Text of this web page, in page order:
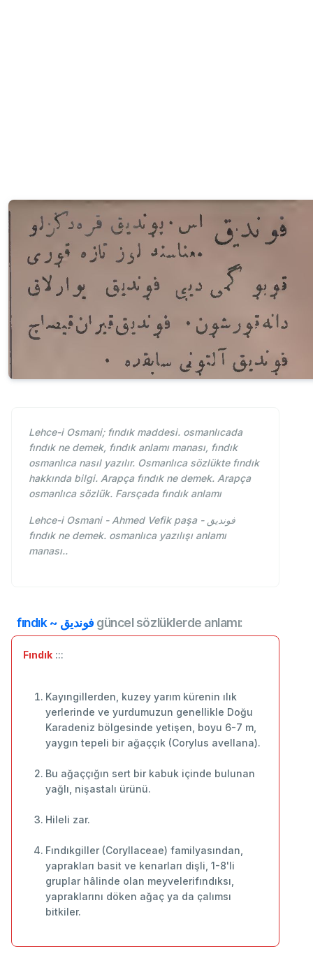
Lehce-i Osmani; fındık maddesi. osmanlıcada
fındık ne demek, fındık anlamı manası, fındık
osmanlıca nasıl yazılır. Osmanlıca sözlükte fındık
hakkında bilgi. Arapça fındık ne demek. Arapça
osmanlıca sözlük. Farsçada fındık anlamı
Lehce-i Osmani - Ahmed Vefik paşa - فونديق
fındık ne demek. osmanlıca yazılışı anlamı
manası..
fındık ~ فونديق güncel sözlüklerde anlamı:
Fındık :::
Kayıngillerden, kuzey yarım kürenin ılık
yerlerinde ve yurdumuzun genellikle Doğu
Karadeniz bölgesinde yetişen, boyu 6-7 m,
yaygın tepeli bir ağaççık (Corylus avellana).
Bu ağaççığın sert bir kabuk içinde bulunan
yağlı, nişastalı ürünü.
Hileli zar.
Fındıkgiller (Coryllaceae) familyasından,
yaprakları basit ve kenarları dişli, 1-8'li
gruplar hâlinde olan meyvelerifındıksı,
yapraklarını döken ağaç ya da çalımsı
bitkiler.